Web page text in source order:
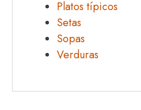
Platos típicos
Setas
Sopas
Verduras